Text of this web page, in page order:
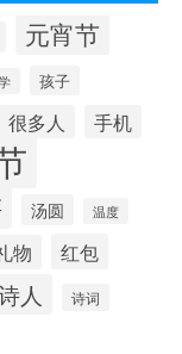
元宵节
孩子
很多人 手机
汤圆 温度
物 红包
人 诗词